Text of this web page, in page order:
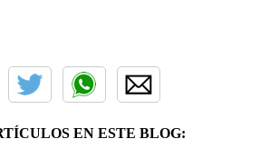
EN ESTE BLOG: